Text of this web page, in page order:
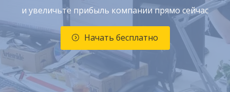
и увеличьте прибыль компании прямо сейчас
Начать бесплатно